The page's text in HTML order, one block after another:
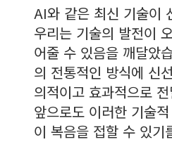
AI와 같은 최신 기술이
우리는 기술의 발전이
어줄 수 있음을 깨달았
의 전통적인 방식에 신
의적이고 효과적으로
앞으로도 이러한 기술
이 복음을 접할 수 있기